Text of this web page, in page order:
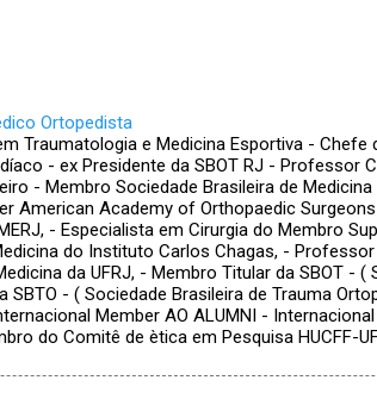
Ortopedista
Traumatologia e Medicina Esportiva - Chefe
- ex Presidente da SBOT RJ - Professor
- Membro Sociedade Brasileira de
American Academy of Orthopaedic
- Especialista em Cirurgia do Membro
do Instituto Carlos Chagas, -
da UFRJ, - Membro Titular da SBOT - (
- ( Sociedade Brasileira de Trauma
Member AO ALUMNI -
do Comitê de ètica em Pesquisa HUCFF-